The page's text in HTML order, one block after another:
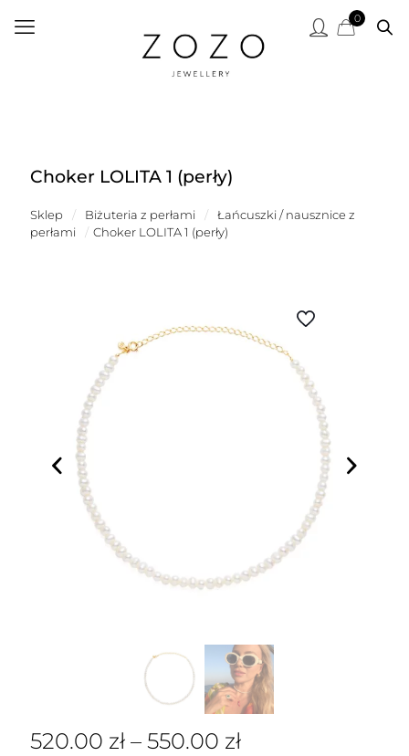
0
Choker LOLITA 1 (perły)
Sklep / Biżuteria z perłami /
Łańcuszki / nausznice z
perłami
/ Choker LOLITA 1 (perły)
520.00 zł – 550.00 zł